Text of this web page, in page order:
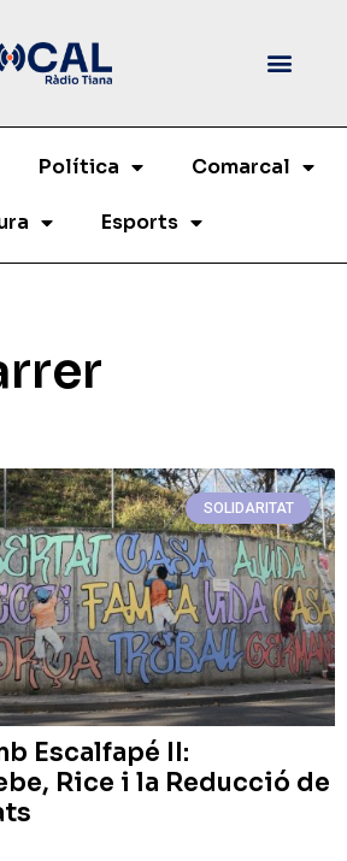
Política Comarcal
Esports
SOLIDARITAT
Escalfapé II:
Rice i la Reducció de